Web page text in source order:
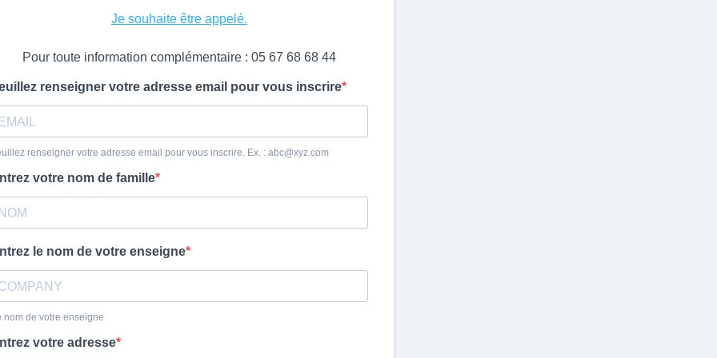
Je souhaite être appelé.
Pour toute information complémentaire : 05 67 68 68 44
renseigner votre adresse email pour vous inscrire
renseigner votre adresse email pour vous inscrire. Ex. : abc@xyz.com
votre nom de famille
le nom de votre enseigne
nom de votre enseigne
votre adresse